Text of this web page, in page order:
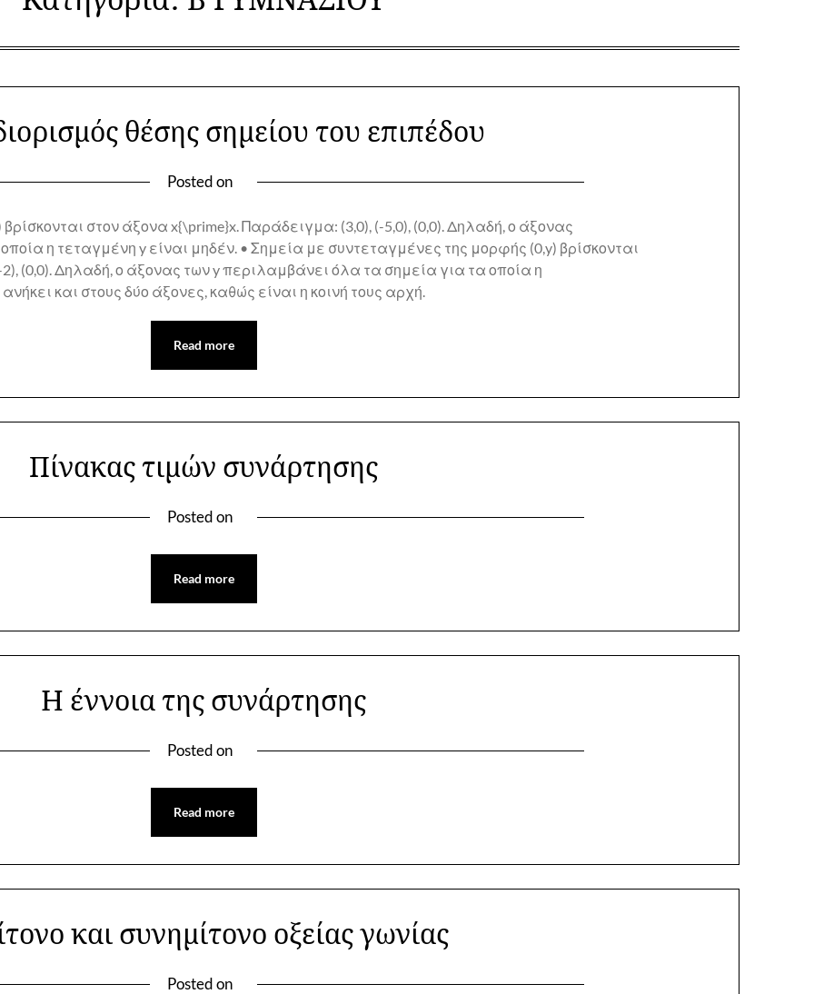
θέσης σημείου του επιπέδου
Posted on
στον άξονα x{\prime}x. Παράδειγμα: (3,0), (-5,0), (0,0). Δηλαδή, ο άξονας
η τεταγμένη y είναι μηδέν. • Σημεία με συντεταγμένες της μορφής (0,y) βρίσκονται
(0,0). Δηλαδή, ο άξονας των y περιλαμβάνει όλα τα σημεία για τα οποία η
και στους δύο άξονες, καθώς είναι η κοινή τους αρχή.
Read more
Πίνακας τιμών συνάρτησης
Posted on
Read more
H έννοια της συνάρτησης
Posted on
Read more
και συνημίτονο οξείας γωνίας
Posted on